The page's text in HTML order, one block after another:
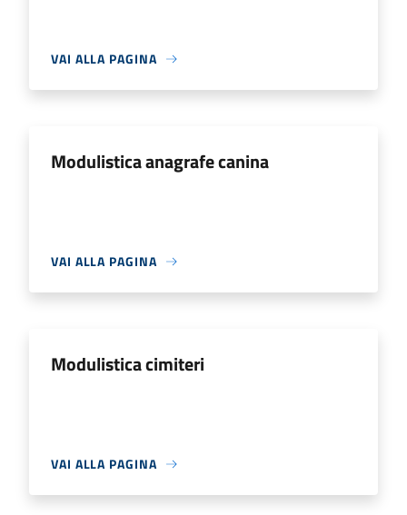
VAI ALLA PAGINA
Modulistica anagrafe canina
VAI ALLA PAGINA
Modulistica cimiteri
VAI ALLA PAGINA